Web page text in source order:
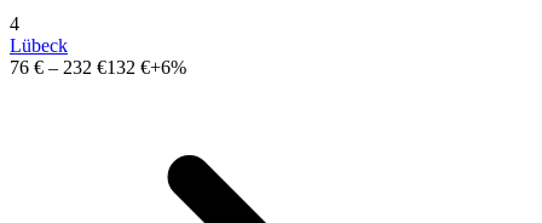
4
Lübeck
76 € – 232 €132 €+6%